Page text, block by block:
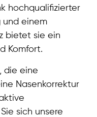
hochqualifizierter
und einem
bietet sie ein
Komfort.
die eine
Nasenkorrektur
sich unsere